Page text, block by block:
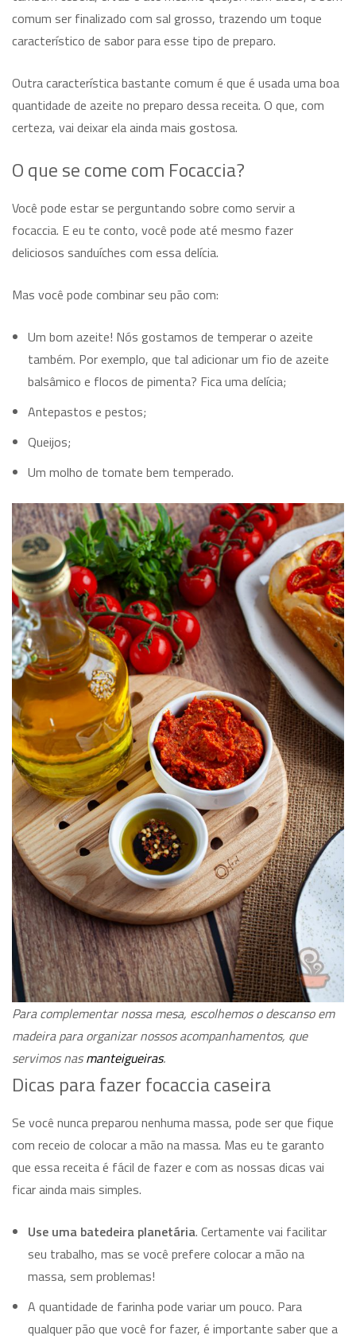
comum ser finalizado com sal grosso, trazendo um toque
característico de sabor para esse tipo de preparo.
Outra característica bastante comum é que é usada uma boa
quantidade de azeite no preparo dessa receita. O que, com
certeza, vai deixar ela ainda mais gostosa.
O que se come com Focaccia?
Você pode estar se perguntando sobre como servir a
focaccia. E eu te conto, você pode até mesmo fazer
deliciosos sanduíches com essa delícia.
Mas você pode combinar seu pão com:
Um bom azeite! Nós gostamos de temperar o azeite
também. Por exemplo, que tal adicionar um fio de azeite
balsâmico e flocos de pimenta? Fica uma delícia;
Antepastos e pestos;
Queijos;
Um molho de tomate bem temperado.
Para complementar nossa mesa, escolhemos o descanso em
madeira para organizar nossos acompanhamentos, que
servimos nasmanteigueiras.
Dicas para fazer focaccia caseira
Se você nunca preparou nenhuma massa, pode ser que fique
com receio de colocar a mão na massa. Mas eu te garanto
que essa receita é fácil de fazer e com as nossas dicas vai
ficar ainda mais simples.
Use uma batedeira planetária. Certamente vai facilitar
seu trabalho, mas se você prefere colocar a mão na
massa, sem problemas!
A quantidade de farinha pode variar um pouco. Para
qualquer pão que você for fazer, é importante saber que a